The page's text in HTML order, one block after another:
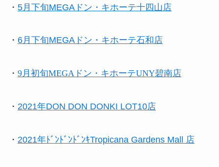
・ 5月下旬MEGAドン・キホーテ十四山店
・ 6月下旬MEGAドン・キホーテ石和店
・ 9月初旬MEGAドン・キホーテUNY碧南店
・ 2021年DON DON DONKI LOT10店
・ 2021年ﾄﾞﾝﾄﾞﾝﾄﾞﾝｷTropicana Gardens Mall 店